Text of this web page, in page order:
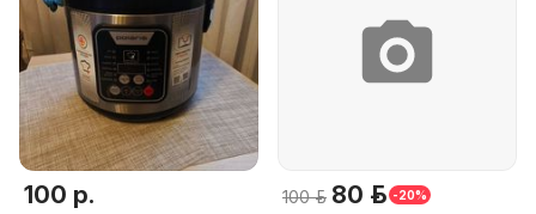
100 р. 100 р. 80 р. -20%